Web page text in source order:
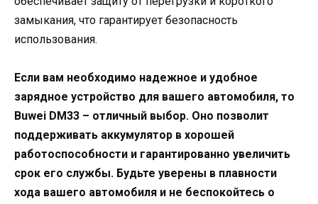
замыкания, что гарантирует безопасность
использования.
Если вам необходимо надежное и удобное
зарядное устройство для вашего автомобиля, то
Buwei DM33 – отличный выбор. Оно позволит
поддерживать аккумулятор в хорошей
работоспособности и гарантированно увеличить
срок его службы. Будьте уверены в плавности
хода вашего автомобиля и не беспокойтесь о